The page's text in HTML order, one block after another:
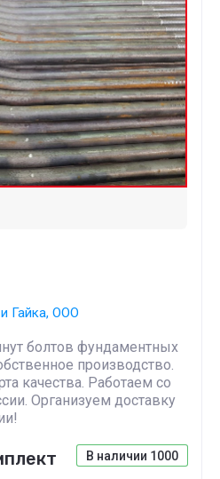
Гайка, ООО
болтов фундаментных
производство.
качества. Работаем со
Организуем доставку
В наличии 1000